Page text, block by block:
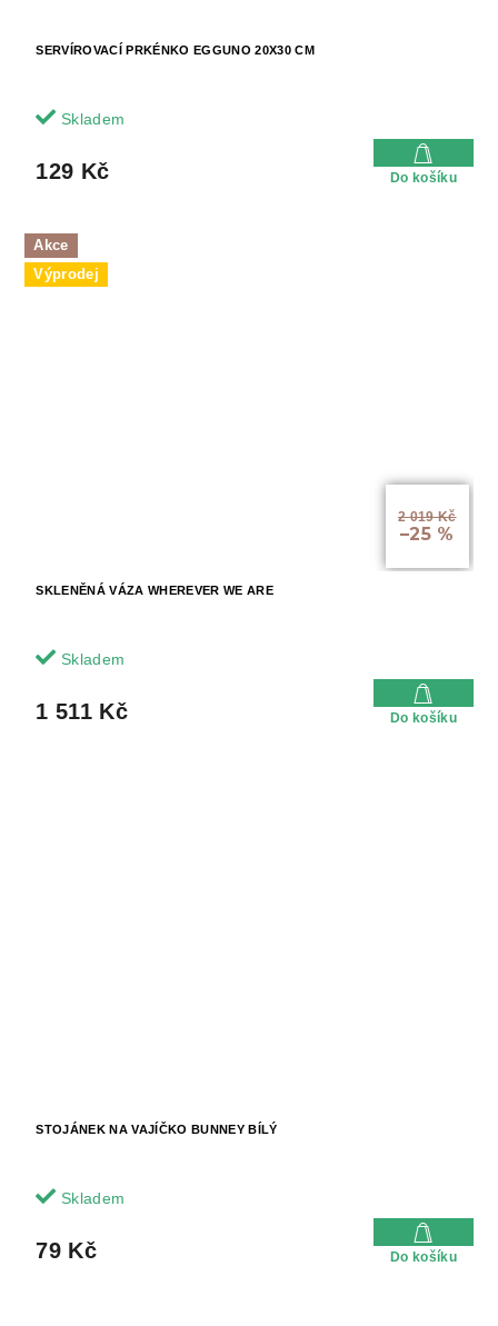
SERVÍROVACÍ PRKÉNKO EGGUNO 20X30 CM
Skladem
129 Kč Do košíku
Akce
Výprodej
2 019 Kč
–25 %
SKLENĚNÁ VÁZA WHEREVER WE ARE
Skladem
1 511 Kč Do košíku
STOJÁNEK NA VAJÍČKO BUNNEY BÍLÝ
Skladem
79 Kč Do košíku